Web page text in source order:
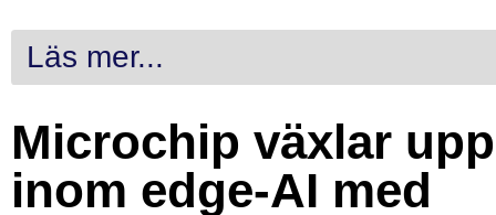
Läs mer...
Microchip växlar upp
inom edge-AI med